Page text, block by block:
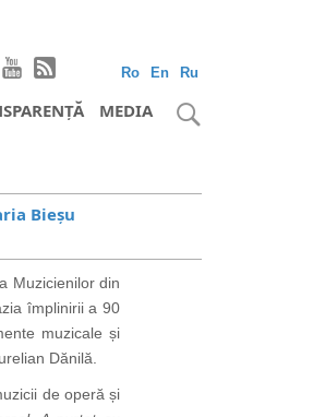
Ro En Ru
MEDIA
Bieșu
Muzicienilor din
împlinirii a 90
muzicale și
Dănilă.
de operă și